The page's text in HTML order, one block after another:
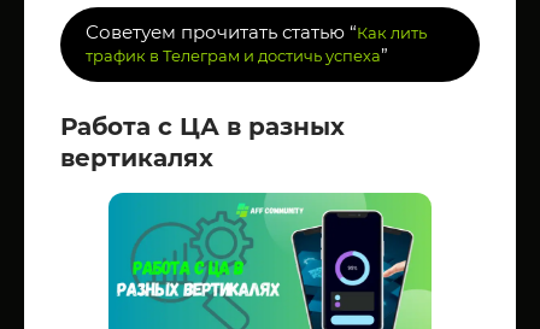
Советуем прочитать статью “Как лить
трафик в Телеграм и достичь успеха”
Работа с ЦА в разных
вертикалях